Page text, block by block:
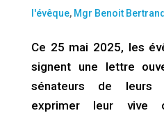
l'évêque, Mgr Benoit Bertrand
Ce 25 mai 2025, les
signent une lettre
sénateurs de leurs
exprimer leur vive